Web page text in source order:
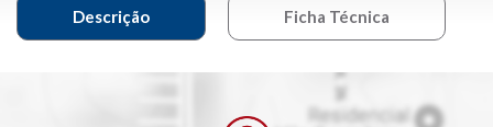
Descrição Ficha Técnica